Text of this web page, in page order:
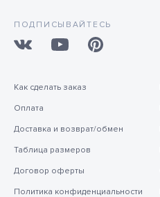
ПОДПИСЫВАЙТЕСЬ
Как сделать заказ
Оплата
Доставка и возврат/обмен
Таблица размеров
Договор оферты
Политика конфиденциальности